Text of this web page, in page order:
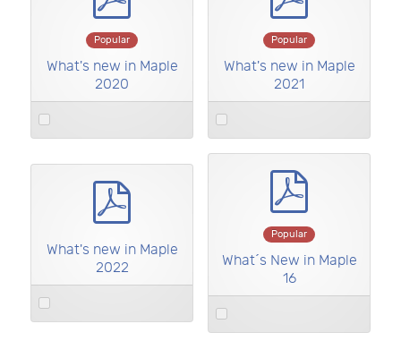
Popular
What's new in Maple
2020
Select
an
Popular
What's new in Maple
2021
Select
an
item
What's new in Maple
2022
Select
an
Popular
What´s New in Maple
16
Select
an